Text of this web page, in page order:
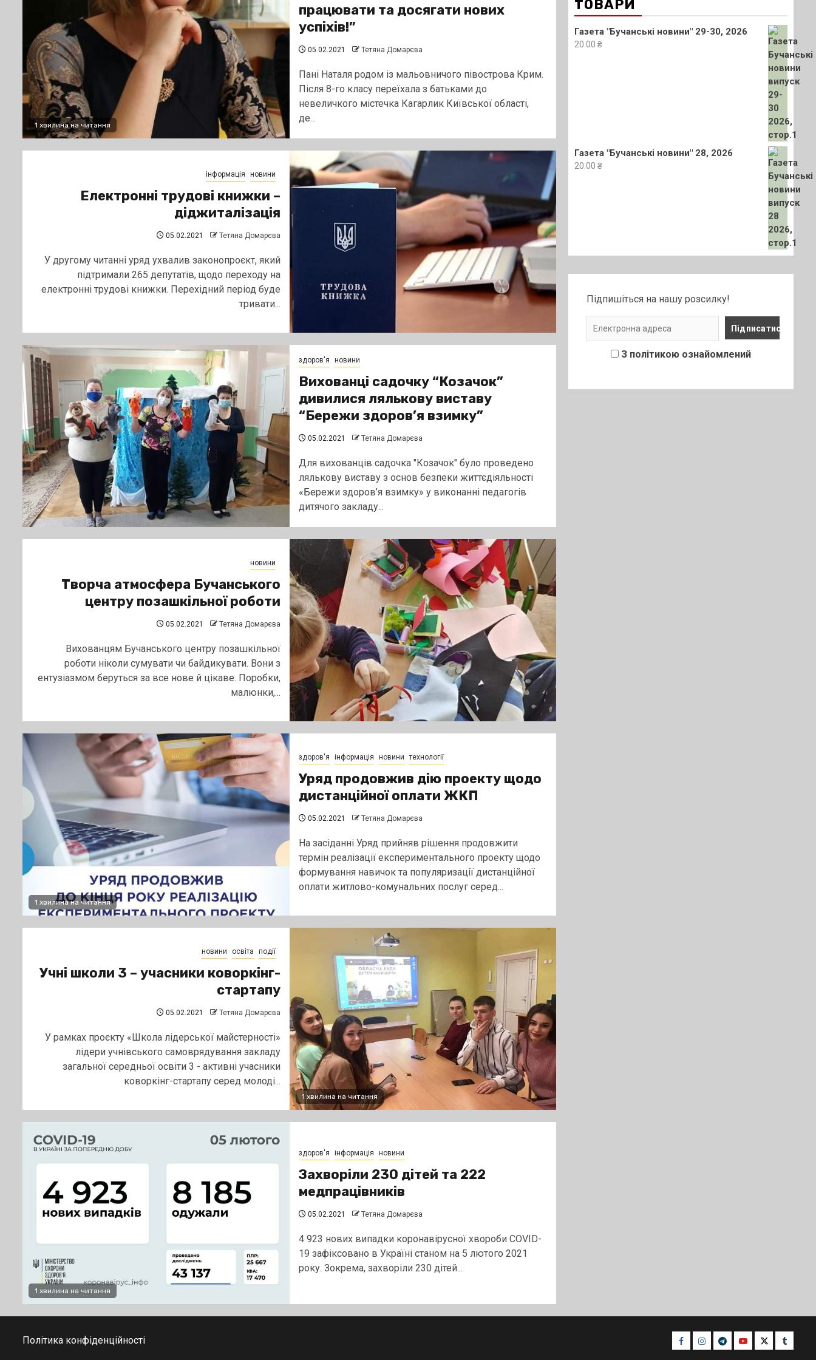
1 хвилина на читання
працювати та досягати нових
успіхів!”
05.02.2021 Тетяна Домарєва
Пані Наталя родом із мальовничого півострова Крим.
Після 8-го класу переїхала з батьками до
невеличкого містечка Кагарлик Київської області,
де...
інформація новини
Електронні трудові книжки –
діджиталізація
05.02.2021 Тетяна Домарєва
У другому читанні уряд ухвалив законопроєкт, який
підтримали 265 депутатів, щодо переходу на
електронні трудові книжки. Перехідний період буде
тривати...
здоров'я новини
Вихованці садочку “Козачок”
дивилися лялькову виставу
“Бережи здоров’я взимку”
05.02.2021 Тетяна Домарєва
Для вихованців садочка "Козачок" було проведено
лялькову виставу з основ безпеки життєдіяльності
«Бережи здоров’я взимку» у виконанні педагогів
дитячого закладу...
новини
Творча атмосфера Бучанського
центру позашкільної роботи
05.02.2021 Тетяна Домарєва
Вихованцям Бучанського центру позашкільної
роботи ніколи сумувати чи байдикувати. Вони з
ентузіазмом беруться за все нове й цікаве. Поробки,
малюнки,...
1 хвилина на читання
здоров'я інформація новини технології
Уряд продовжив дію проекту щодо
дистанційної оплати ЖКП
05.02.2021 Тетяна Домарєва
На засіданні Уряд прийняв рішення продовжити
термін реалізації експериментального проекту щодо
формування навичок та популяризації дистанційної
оплати житлово-комунальних послуг серед...
1 хвилина на читання
новини освіта події
Учні школи 3 – учасники коворкінг-
стартапу
05.02.2021 Тетяна Домарєва
У рамках проєкту «Школа лідерської майстерності»
лідери учнівського самоврядування закладу
загальної середньої освіти 3 - активні учасники
коворкінг-стартапу серед молоді...
1 хвилина на читання
здоров'я інформація новини
Захворіли 230 дітей та 222
медпрацівників
05.02.2021 Тетяна Домарєва
​​4 923 нових випадки коронавірусної хвороби COVID-
19 зафіксовано в Україні станом на 5 лютого 2021
року. Зокрема, захворіли 230 дітей...
ТОВАРИ
Газета "Бучанські новини" 29-30, 2026
20.00 ₴
Газета "Бучанські новини" 28, 2026
20.00 ₴
Підпишіться на нашу розсилку!
З політикою ознайомлений
Політика конфіденційності Facebook
Instagram
TelegramYoutubeTwitterTumblr